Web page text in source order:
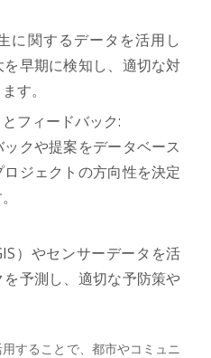
に関するデータを活用し
早期に検知し、適切な対
す。
フィードバック:
クや提案をデータベース
ジェクトの方向性を決定
）やセンサーデータを活
予測し、適切な予防策や
することで、都市やコミュニ